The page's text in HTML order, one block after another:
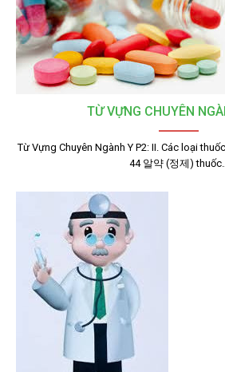
TỪ VỰNG CHUYÊN
Từ Vựng Chuyên Ngành Y P2: II. Các loại
44 알약 (정제) thuốc…